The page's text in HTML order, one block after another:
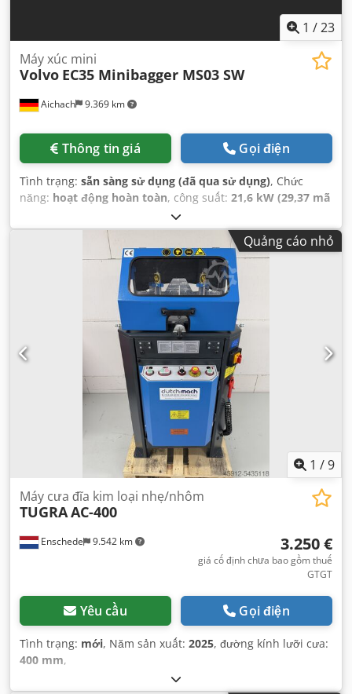
1 /23
Aichach 9.369 km
Máy xúc mini
Volvo EC35 Minibagger MS03 SW
Thông tin giá Gọi điện
Tình trạng: sẵn sàng sử dụng (đã qua sử dụng), Chức
năng: hoạt động hoàn toàn, công suất: 21,6 kW (29,37 mã
, trọng lượng vận hành:
sản xuất:2004, giờ hoạt động:5.900 h, Thiết bị:dải xích
cao su, thiết bị thay đổi nhanh, Quảng cáo nhỏ
1 /9
Enschede 9.542 km
Máy cưa đĩa kim loại nhẹ/nhôm
TUGRAAC-400
3.250 €
giá cố định chưa bao gồm thuế
GTGT
Yêu cầu Gọi điện
Tình trạng: mới, Năm sản xuất: 2025, đường kính lưỡi cưa:
400 mm,